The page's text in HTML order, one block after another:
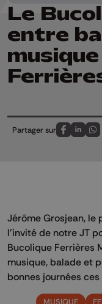
Le
entre
Partager sur
Partagez
Jérôme Grosjean, le
l'invité de notre JT
Bucolique Ferrières
musique, balade et
bonnes journées
MUSIQUE